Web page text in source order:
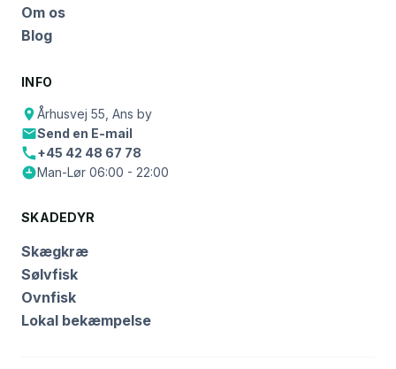
Om os
Blog
INFO
Århusvej 55, Ans by
Send en E-mail
+45 42 48 67 78
Man-Lør 06:00 - 22:00
SKADEDYR
Skægkræ
Sølvfisk
Ovnfisk
Lokal bekæmpelse